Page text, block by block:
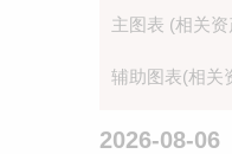
主图表 (相关资
辅助图表(相关
2026-08-06